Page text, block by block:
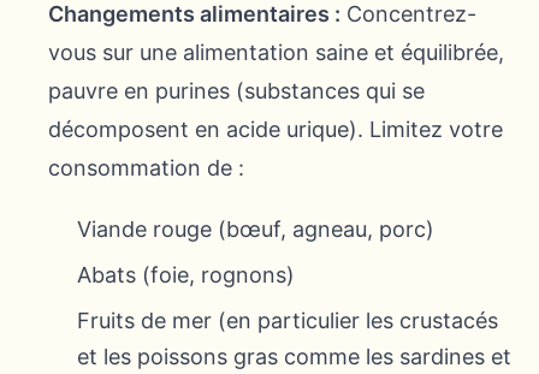
Changements alimentaires : Concentrez-
vous sur une alimentation saine et équilibrée,
pauvre en purines (substances qui se
décomposent en acide urique). Limitez votre
consommation de :
Viande rouge (bœuf, agneau, porc)
Abats (foie, rognons)
Fruits de mer (en particulier les crustacés
et les poissons gras comme les sardines et